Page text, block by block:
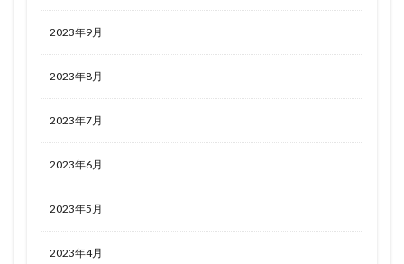
2023年9月
2023年8月
2023年7月
2023年6月
2023年5月
2023年4月